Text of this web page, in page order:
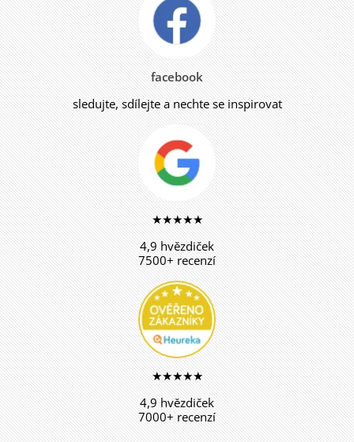
facebook
sledujte, sdílejte a nechte se inspirovat
★★★★★
4,9 hvězdiček
7500+ recenzí
★★★★★
4,9 hvězdiček
7000+ recenzí